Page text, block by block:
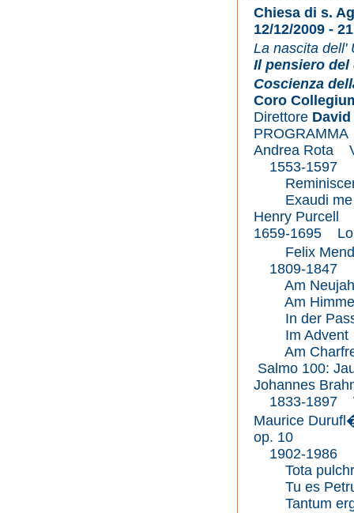
Chiesa di s.
12/12/2009 -
La nascita dell'
Il pensiero del
Coscienza
Coro
Direttore
PROGRAMMA
Andrea Rota
1553-1597
Reminiscere
Exaudi me
Henry Purcell
1659-1695
Felix
1809-1847
Am
Am
In der
Im Advent
Am
Salmo 100:
Johannes
1833-1897
Maurice
op. 10
1902-1986
Tota
Tu es
Tantum